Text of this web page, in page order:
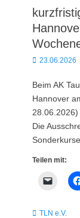
Posted
23.06.2026
Beim AK
Hannover
28.06.2026)
Die
Teilen mit:
Kategorien
TLN e.V.